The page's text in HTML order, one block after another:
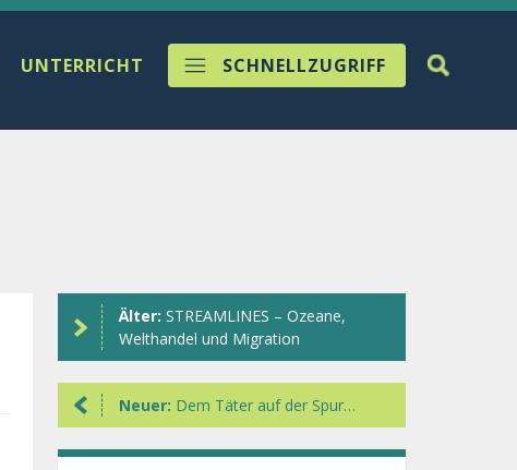
UNTERRICHT SCHNELLZUGRIFF
Älter: STREAMLINES – Ozeane,
Welthandel und Migration
Neuer: Dem Täter auf der Spur…